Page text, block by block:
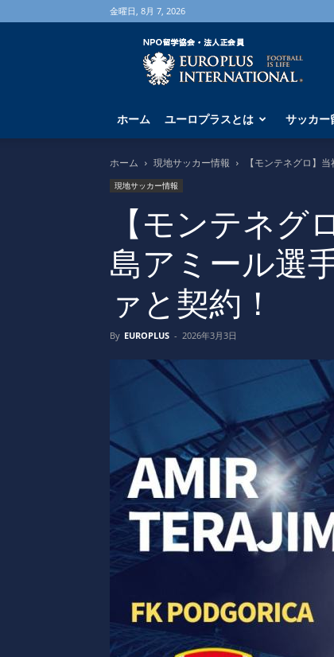
金曜日, 8月 7, 2026
海
外
サ
ー
学
ユ
ー
プ
ス
へ
ホーム ユーロプラスとは サッカー
ホーム 現地サッカー情報 【モンテネグロ】
現地サッカー情報
【モンテネグ
島アミール選
ァと契約！
By EUROPLUS - 2026年3月3日